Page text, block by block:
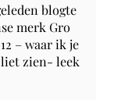
blogte
merk Gro
– waar ik je
liet zien- leek